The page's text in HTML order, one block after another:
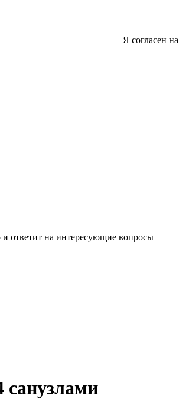
Я согласен на
ответит на интересующие вопросы